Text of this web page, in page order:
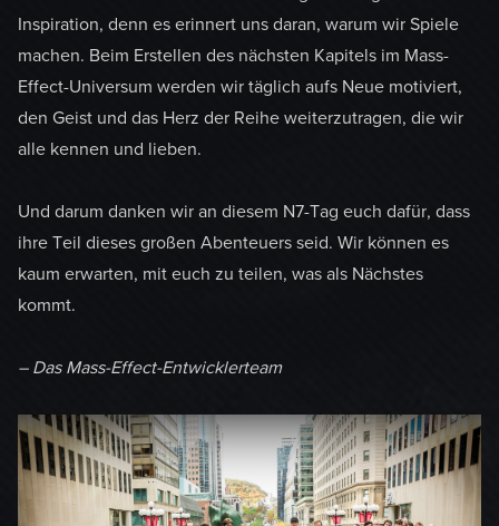
Inspiration, denn es erinnert uns daran, warum wir Spiele
machen. Beim Erstellen des nächsten Kapitels im Mass-
Effect-Universum werden wir täglich aufs Neue motiviert,
den Geist und das Herz der Reihe weiterzutragen, die wir
alle kennen und lieben.
Und darum danken wir an diesem N7-Tag euch dafür, dass
ihre Teil dieses großen Abenteuers seid. Wir können es
kaum erwarten, mit euch zu teilen, was als Nächstes
kommt.
– Das Mass-Effect-Entwicklerteam